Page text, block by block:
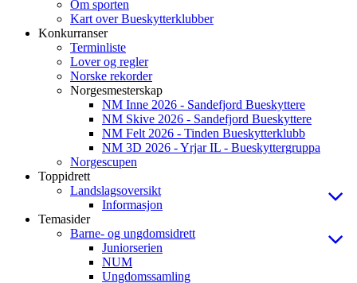
Om sporten
Kart over Bueskytterklubber
Konkurranser
Terminliste
Lover og regler
Norske rekorder
Norgesmesterskap
NM Inne 2026 - Sandefjord Bueskyttere
NM Skive 2026 - Sandefjord Bueskyttere
NM Felt 2026 - Tinden Bueskytterklubb
NM 3D 2026 - Yrjar IL - Bueskyttergruppa
Norgescupen
Toppidrett
Landslagsoversikt
Informasjon
Temasider
Barne- og ungdomsidrett
Juniorserien
NUM
Ungdomssamling